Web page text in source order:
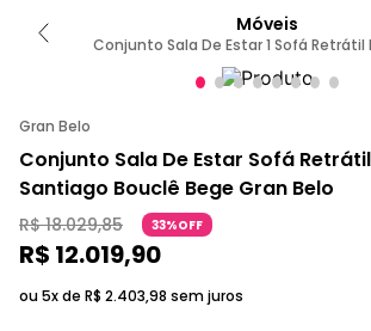
Móveis
Conjunto Sala De Estar 1 Sofá Retrátil
312cm E 1 Poltrona Santiago Bouclê
Belo
Gran Belo
Conjunto Sala De Estar Sofá
Santiago Bouclê Bege Gran Belo
R$ 18.029,85 33%OFF
R$ 12.019,90
ou 5x de R$ 2.403,98 sem juros